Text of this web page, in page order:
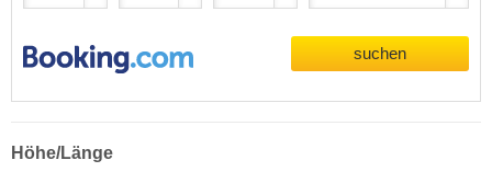
suchen
Höhe/Länge